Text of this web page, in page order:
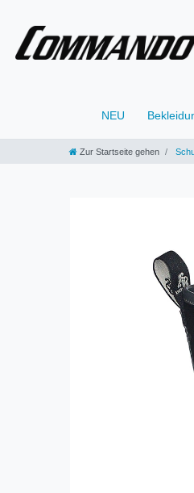
NEU
Zur Startseite gehen